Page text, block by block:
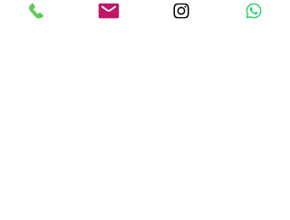
POLÍTICA COMERCIAL